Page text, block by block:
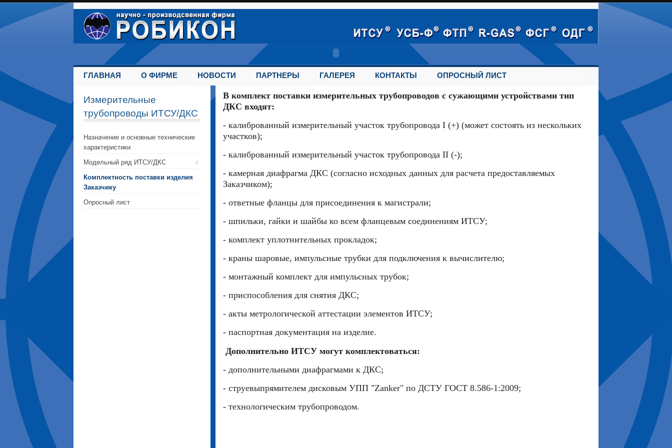
ГЛАВНАЯ О ФИРМЕ НОВОСТИ ПАРТНЕРЫ ГАЛЕРЕЯ КОНТАКТЫ ОПРОСНЫЙ ЛИСТ
В комплект поставки измерительных трубопроводов с сужающими устройствами тип
ДКС входят:
- калиброванный измерительный участок трубопровода I (+) (может состоять из нескольких
участков);
- калиброванный измерительный участок трубопровода II (-);
- камерная диафрагма ДКС (согласно исходных данных для расчета предоставляемых
Заказчиком);
- ответные фланцы для присоединения к магистрали;
- шпильки, гайки и шайбы ко всем фланцевым соединениям ИТСУ;
- комплект уплотнительных прокладок;
- краны шаровые, импульсные трубки для подключения к вычислителю;
- монтажный комплект для импульсных трубок;
- приспособления для снятия ДКС;
- акты метрологической аттестации элементов ИТСУ;
- паспортная документация на изделие.
Дополнительно ИТСУ могут комплектоваться:
- дополнительными диафрагмами к ДКС;
- струевыпрямителем дисковым УПП "Zanker" по ДСТУ ГОСТ 8.586-1:2009;
- технологическим трубопроводом.
Измерительные
трубопроводы ИТСУ/ДКС
Назначение и основные технические
характеристики
Модельный ряд ИТСУ/ДКС
Комплектность поставки изделия
Заказчику
Опросный лист